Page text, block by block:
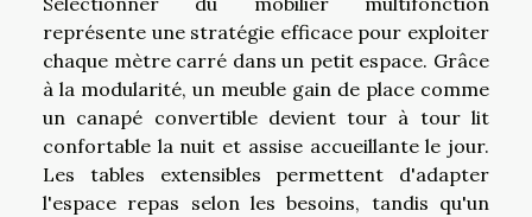
représente une stratégie efficace pour exploiter
chaque mètre carré dans un petit espace. Grâce
à la modularité, un meuble gain de place comme
un canapé convertible devient tour à tour lit
confortable la nuit et assise accueillante le jour.
Les tables extensibles permettent d'adapter
l'espace repas selon les besoins, tandis qu'un